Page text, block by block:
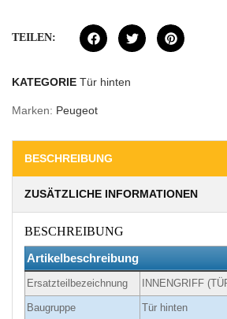
TEILEN:
KATEGORIE Tür hinten
Marken: Peugeot
BESCHREIBUNG
ZUSÄTZLICHE INFORMATIONEN
BESCHREIBUNG
Artikelbeschreibung
Ersatzteilbezeichnung INNENGRIFF
Baugruppe Tür hinten